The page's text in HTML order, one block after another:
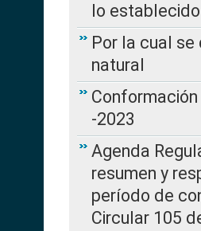
lo
Por la cual
natural
-2023
Agenda
resumen y
período de
Circular 105